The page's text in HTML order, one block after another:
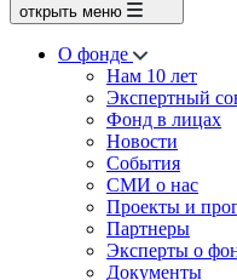
открыть меню
О фонде
Нам 10 лет
Экспертный
Фонд в лицах
Новости
События
СМИ о нас
Проекты и
Партнеры
Эксперты о
Документы